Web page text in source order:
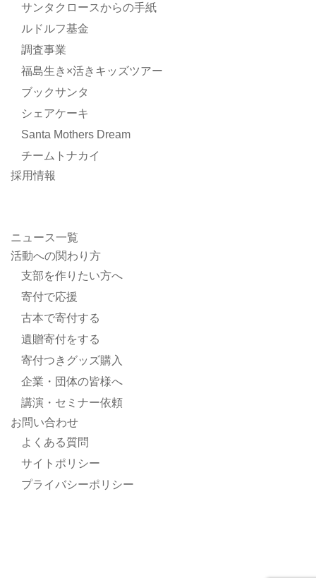
サンタクロースからの手紙
ルドルフ基金
調査事業
福島生き×活きキッズツアー
ブックサンタ
シェアケーキ
Santa Mothers Dream
チームトナカイ
採用情報
ニュース一覧
活動への関わり方
支部を作りたい方へ
寄付で応援
古本で寄付する
遺贈寄付をする
寄付つきグッズ購入
企業・団体の皆様へ
講演・セミナー依頼
お問い合わせ
よくある質問
サイトポリシー
プライバシーポリシー